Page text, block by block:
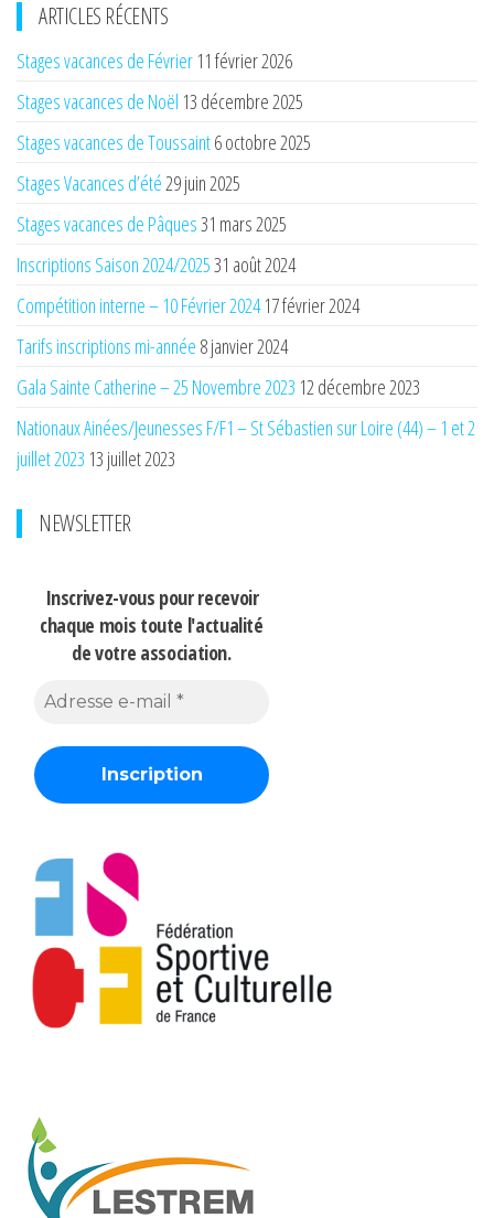
ARTICLES RÉCENTS
Stages vacances de Février 11 février 2026
Stages vacances de Noël 13 décembre 2025
Stages vacances de Toussaint6 octobre 2025
Stages Vacances d’été29 juin 2025
Stages vacances de Pâques31 mars 2025
Inscriptions Saison 2024/202531 août 2024
Compétition interne – 10 Février 2024 17 février 2024
Tarifs inscriptions mi-année 8 janvier 2024
Gala Sainte Catherine – 25 Novembre 2023 12 décembre 2023
Nationaux Ainées/Jeunesses F/F1 – St Sébastien sur Loire (44) – 1 et 2
juillet 2023 13 juillet 2023
NEWSLETTER
Inscrivez-vous pour recevoir
chaque mois toute l'actualité
de votre association.